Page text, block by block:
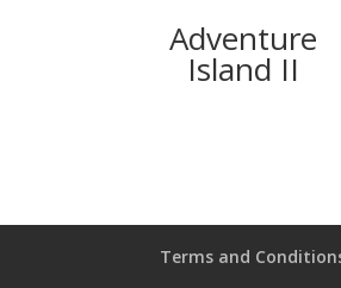
Adventure
Island II
Terms and